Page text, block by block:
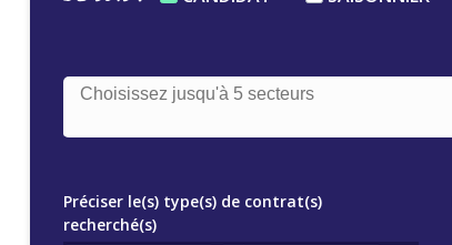
Préciser le(s) type(s) de contrat(s)
recherché(s)